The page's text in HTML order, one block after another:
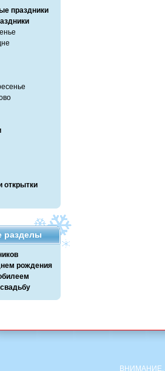
праздники
открытки
разделы
рождения
ВНИМАНИЕ,